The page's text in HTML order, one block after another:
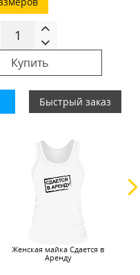
Купить
Быстрый заказ
Женская майка Сдается в
Аренду